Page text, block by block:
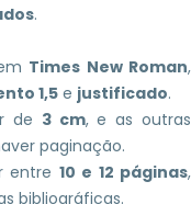
.
Times New Roman,
1,5e justificado.
de 3 cm, e as outras
paginação.
entre 10 e 12 páginas,
bibliográficas.